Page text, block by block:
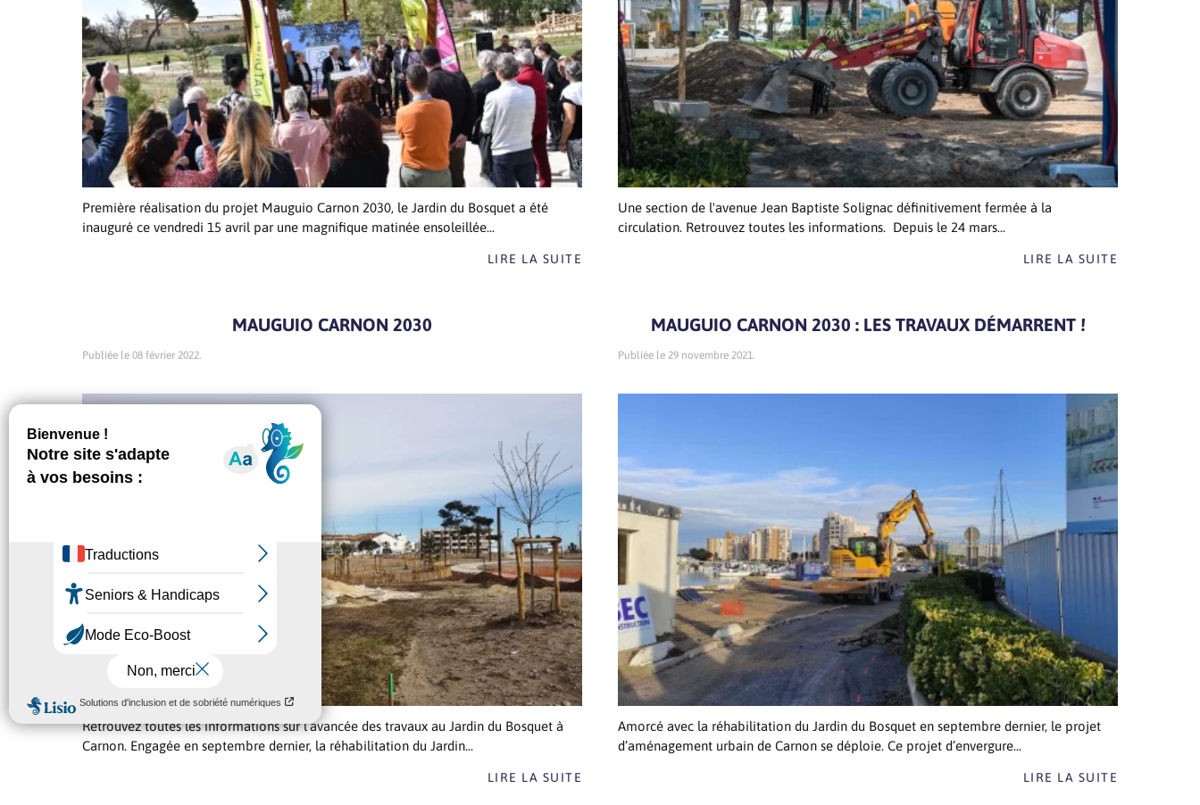
Première réalisation du projet Mauguio Carnon 2030, le Jardin du Bosquet a été
inauguré ce vendredi 15 avril par une magnifique matinée ensoleillée...
LIRE LA SUITE
Une section de l'avenue Jean Baptiste Solignac définitivement fermée à la
circulation. Retrouvez toutes les informations. Depuis le 24 mars...
LIRE LA SUITE
MAUGUIO CARNON 2030
08 février 2022
Retrouvez toutes les informations sur l’avancée des travaux au Jardin du Bosquet à
Carnon. Engagée en septembre dernier, la réhabilitation du Jardin...
LIRE LA SUITE
MAUGUIO CARNON 2030 : LES TRAVAUX DÉMARRENT !
29 novembre 2021
Amorcé avec la réhabilitation du Jardin du Bosquet en septembre dernier, le projet
d’aménagement urbain de Carnon se déploie. Ce projet d’envergure...
LIRE LA SUITE